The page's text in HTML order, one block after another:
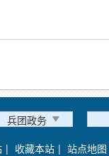
兵团政务
| 收藏本站 | 站点地图